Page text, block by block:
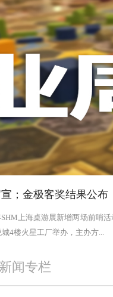
限以及是在英雄之后，这对
会变得更强，为了不断重创
越大，罪恶将会变得愈加难
英雄阵营。每一次游戏，会在众
有二十个左右）选择七个
计使游戏可玩度更高。然
深思熟虑，与队友的配合显
己，然而每一轮的装备数
动有限，资源有限，英雄们
阵营将让你沉浸于此。，而
罪恶，大多数作为英雄时，
加入的运气因素和策略程
值得尝试！
；金极客奖结果公布
上海桌游展新增两场前哨
4楼火星工厂举办，主办方...
新闻专栏